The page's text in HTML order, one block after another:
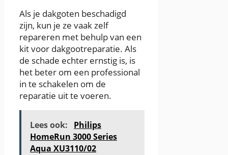
Als je dakgoten beschadigd
zijn, kun je ze vaak zelf
repareren met behulp van een
kit voor dakgootreparatie. Als
de schade echter ernstig is, is
het beter om een professional
in te schakelen om de
reparatie uit te voeren.
Lees ook:
Philips
HomeRun 3000 Series
Aqua XU3110/02